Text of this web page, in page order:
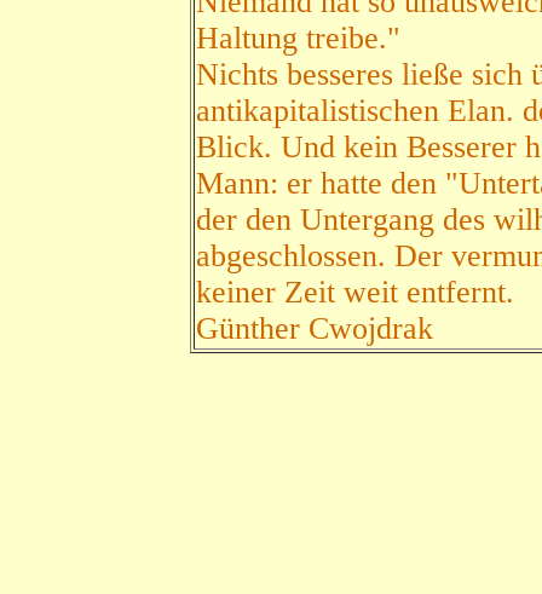
Haltung treibe."
Nichts besseres ließe sich
antikapitalistischen Elan.
Blick. Und kein Besserer
Mann: er hatte den
der den Untergang des
abgeschlossen. Der
keiner Zeit weit entfernt.
Günther Cwojdrak